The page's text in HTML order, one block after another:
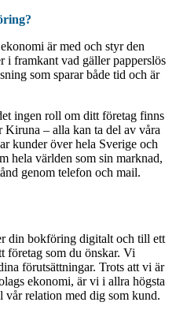
är med och styr den
i framkant vad gäller papperslös
som sparar både tid och är
ingen roll om ditt företag finns
– alla kan ta del av våra
kunder över hela Sverige och
hela världen som sin marknad,
genom telefon och mail.
din bokföring digitalt och till ett
företag som du önskar. Vi
förutsättningar. Trots att vi är
ekonomi, är vi i allra högsta
vår relation med dig som kund.